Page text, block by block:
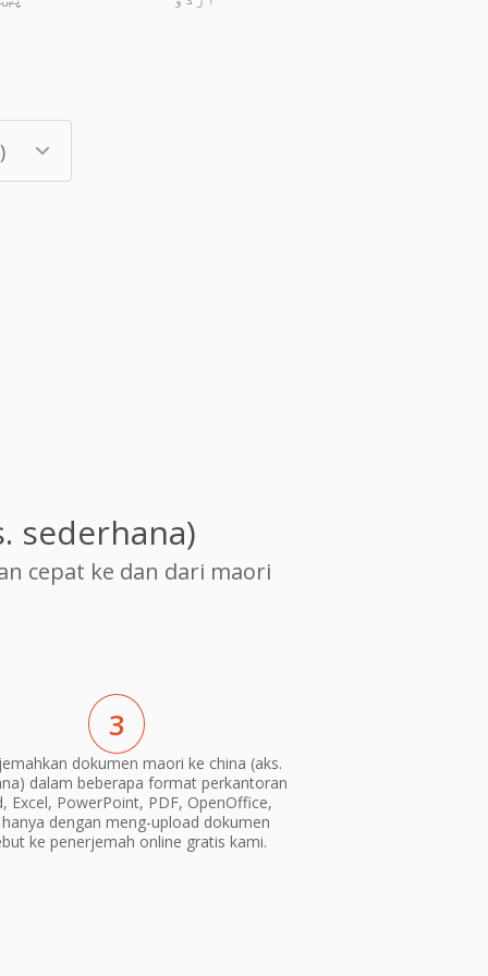
sederhana)
cepat ke dan dari maori
3
dokumen maori ke china (aks.
dalam beberapa format perkantoran
Excel, PowerPoint, PDF, OpenOffice,
dengan meng-upload dokumen
ke penerjemah online gratis kami.